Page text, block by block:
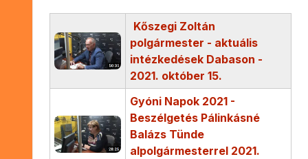
Kőszegi Zoltán
polgármester - aktuális
intézkedések Dabason -
2021. október 15.
Gyóni Napok 2021 -
Beszélgetés Pálinkásné
Balázs Tünde
alpolgármesterrel 2021.